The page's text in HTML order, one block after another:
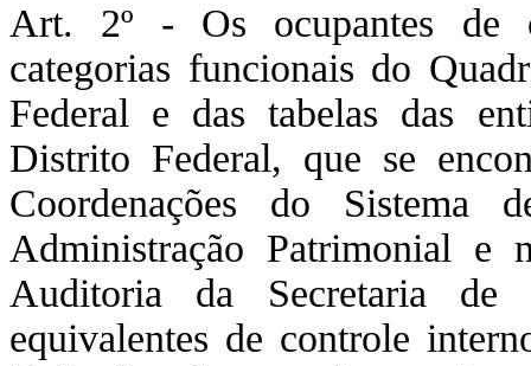
Art. 2º - Os ocupantes de
categorias funcionais do
Federal e das tabelas das
Distrito Federal, que se
Coordenações do Sistema
Administração Patrimonial e
Auditoria da Secretaria de
equivalentes de controle